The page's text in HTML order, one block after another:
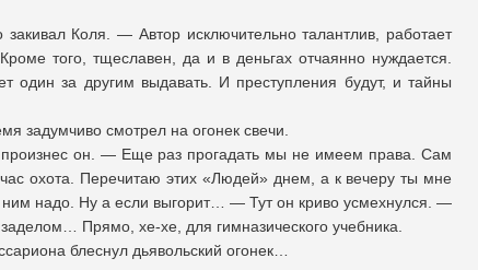
Коля. — Автор исключительно талантлив, работает
того, тщеславен, да и в деньгах отчаянно нуждается.
один за другим выдавать. И преступления будут, и тайны
задумчиво смотрел на огонек свечи.
он. — Еще раз прогадать мы не имеем права. Сам
охота. Перечитаю этих «Людей» днем, а к вечеру ты мне
ним надо. Ну а если выгорит… — Тут он криво усмехнулся. —
Прямо, хе-хе, для гимназического учебника.
блеснул дьявольский огонек…